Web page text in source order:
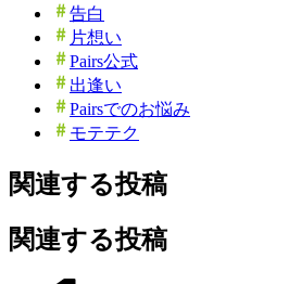
告白
片想い
Pairs公式
出逢い
Pairsでのお悩み
モテテク
関連する投稿
関連する投稿